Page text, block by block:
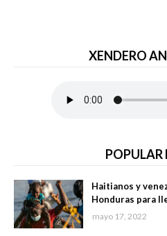
XENDERO
POPULAR
Haitianos y
Honduras para
mayo 17, 2022